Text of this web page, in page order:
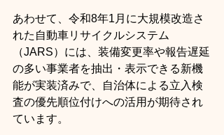
あわせて、令和8年1月に大規模改造さ
れた自動車リサイクルシステム
（JARS）には、装備変更率や報告遅延
の多い事業者を抽出・表示できる新機
能が実装済みで、自治体による立入検
査の優先順位付けへの活用が期待され
ています。